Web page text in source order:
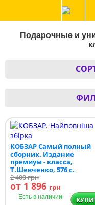
Подарочные и
КОБЗАР Самый полный
сборник. Издание
премиум - класса,
Т.Шевченко, 576 с.
2 400грн
от 1 896 грн
Есть в наличии